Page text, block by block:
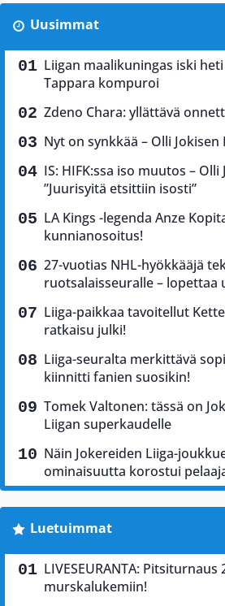
Uusimmat
Liigan maalikuningas iski
Tappara kompuroi
Zdeno Chara: yllättävä
Nyt on synkkää – Olli Jokisen
IS: HIFK:ssa iso muutos –
”Juurisyitä etsittiin isosti”
LA Kings -legenda Anze
kunnianosoitus!
27-vuotias NHL-hyökkääjä
ruotsalaisseuralle – lopettaa
Liiga-paikkaa tavoitellut
ratkaisu julki!
Liiga-seuralta merkittävä
kiinnitti fanien suosikin!
Tomek Valtonen: tässä on
Liigan superkaudelle
Näin Jokereiden Liiga-
ominaisuutta korostui
Luetuimmat
LIVESEURANTA:
murskalukemiin!